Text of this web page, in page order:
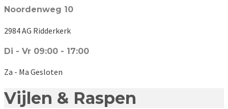
Noordenweg 10
2984 AG Ridderkerk
Di - Vr 09:00 - 17:00
Za - Ma Gesloten
Vijlen & Raspen